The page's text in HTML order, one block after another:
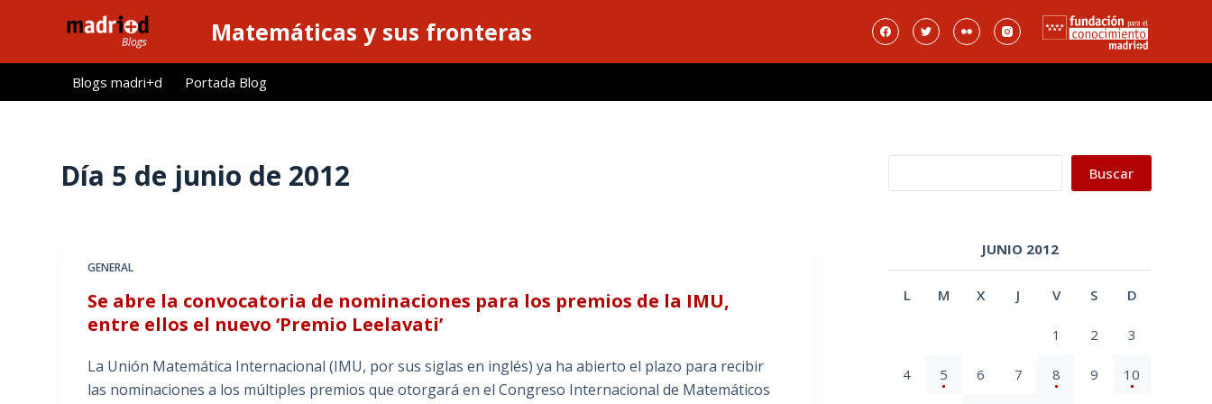
l
Matemáticas y sus fronteras
Blogs madri+d Portada Blog
Día 5 de junio de 2012
GENERAL
Se abre la convocatoria de nominaciones para los premios de la IMU,
entre ellos el nuevo ‘Premio Leelavati’
La Unión Matemática Internacional (IMU, por sus siglas en inglés) ya ha abierto el plazo para recibir
las nominaciones a los múltiples premios que otorgará en el Congreso Internacional de Matemáticos
Buscar
JUNIO 2012
L M X J V S D
1 2 3
4 5 6 7 8 9 10